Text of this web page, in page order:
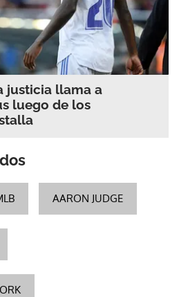
justicia llama a
luego de los
AARON JUDGE